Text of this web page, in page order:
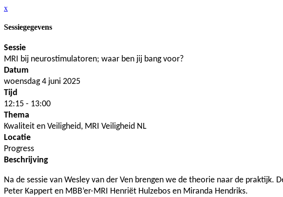
x
Sessiegegevens
Sessie
MRI bij neurostimulatoren; waar ben jij bang voor?
Datum
woensdag 4 juni 2025
Tijd
12:15 - 13:00
Thema
Kwaliteit en Veiligheid, MRI Veiligheid NL
Locatie
Progress
Beschrijving
Na de sessie van Wesley van der Ven brengen we de theorie naar de praktijk.
Peter Kappert en MBB’er-MRI Henriët Hulzebos en Miranda Hendriks.